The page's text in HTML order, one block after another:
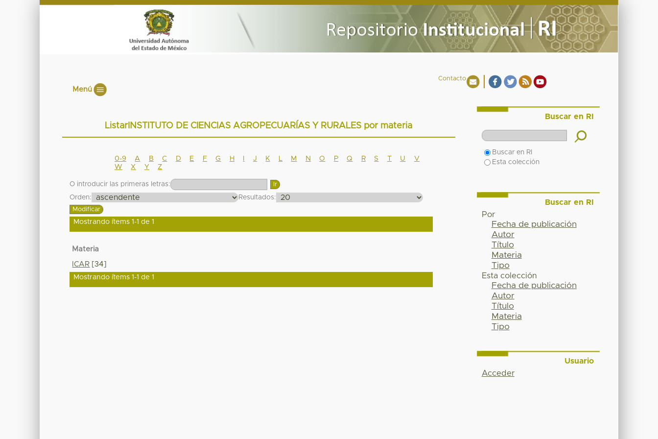
Contacto
Menú
ListarINSTITUTO DE CIENCIAS AGROPECUARÍAS Y RURALES por materia
0-9 A B C D E F G H J K M N O P Q R S T U
V
W
X Y Z
O introducir las primeras letras:
Orden:
Resultados:
Mostrando ítems 1-1 de 1
Materia
ICAR [34]
Mostrando ítems 1-1 de 1
Buscar en RI
Buscar en RI
Esta colección
Buscar en RI
Por
Fecha de publicación
Autor
Título
Materia
Tipo
Esta colección
Fecha de publicación
Autor
Título
Materia
Tipo
Usuario
Acceder